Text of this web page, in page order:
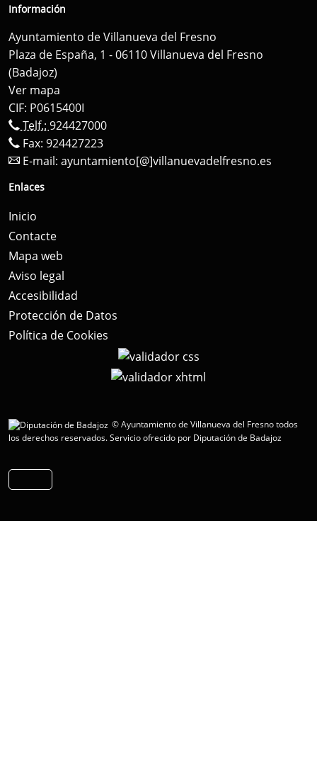
Información
Ayuntamiento de Villanueva del Fresno
Plaza de España, 1 - 06110 Villanueva del Fresno
(Badajoz)
Ver mapa
CIF: P0615400I
Telf.: 924427000
Fax: 924427223
E-mail: ayuntamiento[@]villanuevadelfresno.es
Enlaces
Inicio
Contacte
Mapa web
Aviso legal
Accesibilidad
Protección de Datos
Política de Cookies
© Ayuntamiento de Villanueva del Fresno todos
los derechos reservados.Servicio ofrecido por Diputación de Badajoz